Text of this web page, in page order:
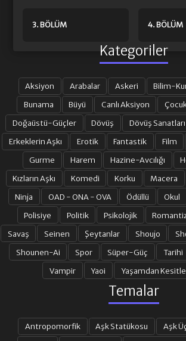
3. BÖLÜM 4. BÖLÜM
Kategoriler
Aksiyon Arabalar Askeri Bilim-
Bunama
Büyü Canlı Aksiyon
Doğaüstü-Güçler
Dövüş Dövüş Sanatları
Erkeklerin Aşkı
Erotik Fantastik Film
Gurme
Harem Hazine-Avcılığı
Kızların Aşkı
Komedi Korku Macera
Ninja
OAD - ONA - OVA Ödüllü Okul
Polisiye
Politik Psikolojik
Savaş
Seinen Şeytanlar Shoujo
Shounen-Ai
Spor Süper-Güç Tarihi
Vampir
Yaoi Yaşamdan
Temalar
Antropomorfik Aşk Statükosu Aşk